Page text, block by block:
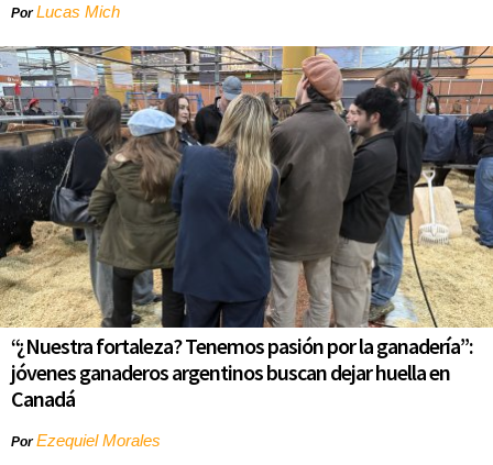
PorLucas Mich
“¿Nuestra fortaleza? Tenemos pasión por la ganadería”:
jóvenes ganaderos argentinos buscan dejar huella en
Canadá
PorEzequiel Morales